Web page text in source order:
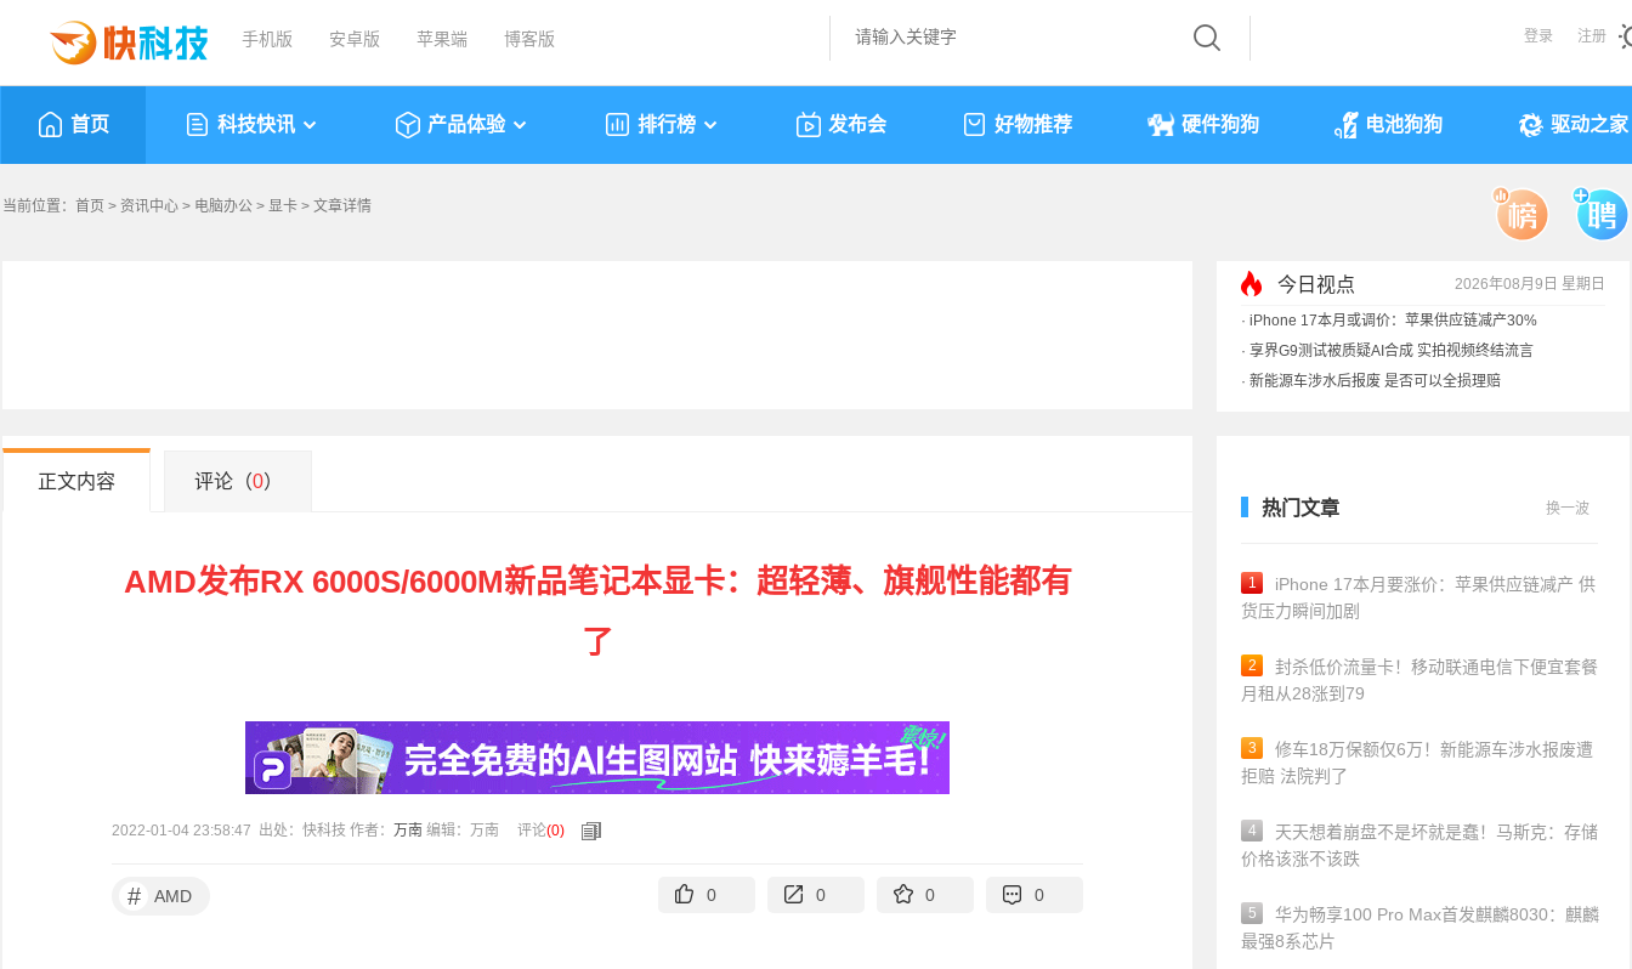
手机版 安卓版 苹果端 博客版 登录 注册
首页 科技快讯 产品体验 排行榜 发布会 好物推荐 硬件狗狗 电池狗狗 驱动之家
当前位置： 首页 > 资讯中心 > 电脑办公 > 显卡 > 文章详情
今日视点 2026年08月9日 星期日
· iPhone 17本月或调价：苹果供应链减产30%
· 享界G9测试被质疑AI合成 实拍视频终结流言
· 新能源车涉水后报废 是否可以全损理赔
正文内容 评论（0）
AMD发布RX 6000S/6000M新品笔记本显卡：超轻薄、旗舰性能都有
了
2022-01-04 23:58:47 出处：快科技 作者： 万南 编辑：万南 评论(0)
# AMD 0 0 0 0
热门文章 换一波
1
iPhone 17本月要涨价：苹果供应链减产 供
货压力瞬间加剧
2
封杀低价流量卡！移动联通电信下便宜套餐
月租从28涨到79
3
修车18万保额仅6万！新能源车涉水报废遭
拒赔 法院判了
4
天天想着崩盘不是坏就是蠢！马斯克：存储
价格该涨不该跌
5
华为畅享100 Pro Max首发麒麟8030：麒麟
最强8系芯片